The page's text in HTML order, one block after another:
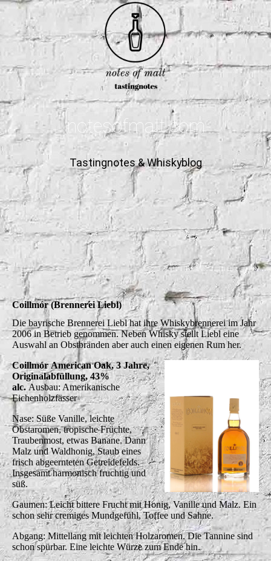
notesofmalt.com
Tastingnotes & Whiskyblog
Coillmór (Brennerei Liebl)
Die bayrische Brennerei Liebl hat ihre Whiskybrennerei im Jahr
2006 in Betrieb genommen. Neben Whisky stellt Liebl eine
Auswahl an Obstbränden aber auch einen eigenen Rum her.
CoillmórAmerican Oak, 3 Jahre,
Originalabfüllung, 43%
alc.Ausbau: Amerikanische
Eichenholzfässer
Nase: Süße Vanille, leichte
Obstaromen, tropische Früchte,
Traubenmost, etwas Banane. Dann
Malz und Waldhonig, Staub eines
frisch abgeernteten Getreidefelds.
Insgesamt harmonisch fruchtig und
süß.
Gaumen: Leicht bittere Frucht mit Honig, Vanille und Malz. Ein
schon sehr cremiges Mundgefühl, Toffee und Sahne.
Abgang: Mittellang mit leichten Holzaromen. Die Tannine sind
schon spürbar. Eine leichte Würze zum Ende hin.